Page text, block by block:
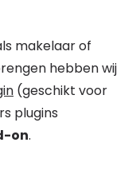
makelaar of
hebben wij
(geschikt voor
plugins
on.